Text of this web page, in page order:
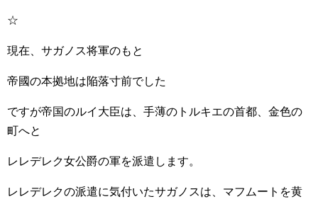
☆
現在、サガノス将軍のもと
帝國の本拠地は陥落寸前でした
ですが帝国のルイ大臣は、手薄のトルキエの首都、金色の
町へと
レレデレク女公爵の軍を派遣します。
レレデレクの派遣に気付いたサガノスは、マフムートを黄